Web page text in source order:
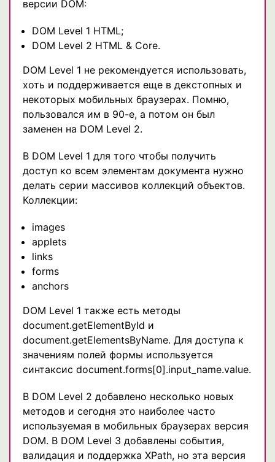
версии DOM:
DOM Level 1 HTML;
DOM Level 2 HTML & Core.
DOM Level 1 не рекомендуется использовать,
хоть и поддерживается еще в декстопных и
некоторых мобильных браузерах. Помню,
пользовался им в 90-е, а потом он был
заменен на DOM Level 2.
В DOM Level 1 для того чтобы получить
доступ ко всем элементам документа нужно
делать серии массивов коллекций объектов.
Коллекции:
images
applets
links
forms
anchors
DOM Level 1 также есть методы
document.getElementById и
document.getElementsByName. Для доступа к
значениям полей формы используется
синтаксис document.forms[0].input_name.value.
В DOM Level 2 добавлено несколько новых
методов и сегодня это наиболее часто
используемая в мобильных браузерах версия
DOM. В DOM Level 3 добавлены события,
валидация и поддержка XPath, но эта версия